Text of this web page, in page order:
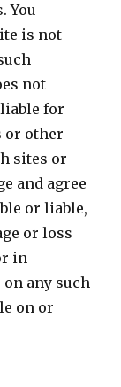
You
is not
not
for
or other
sites or
and agree
or liable,
or loss
in
any such
on or